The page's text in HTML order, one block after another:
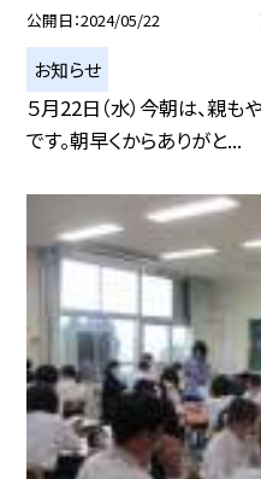
公開日 2024/05/22
お知らせ
５月22日（水）今朝は、親
です。朝早くからありがと...